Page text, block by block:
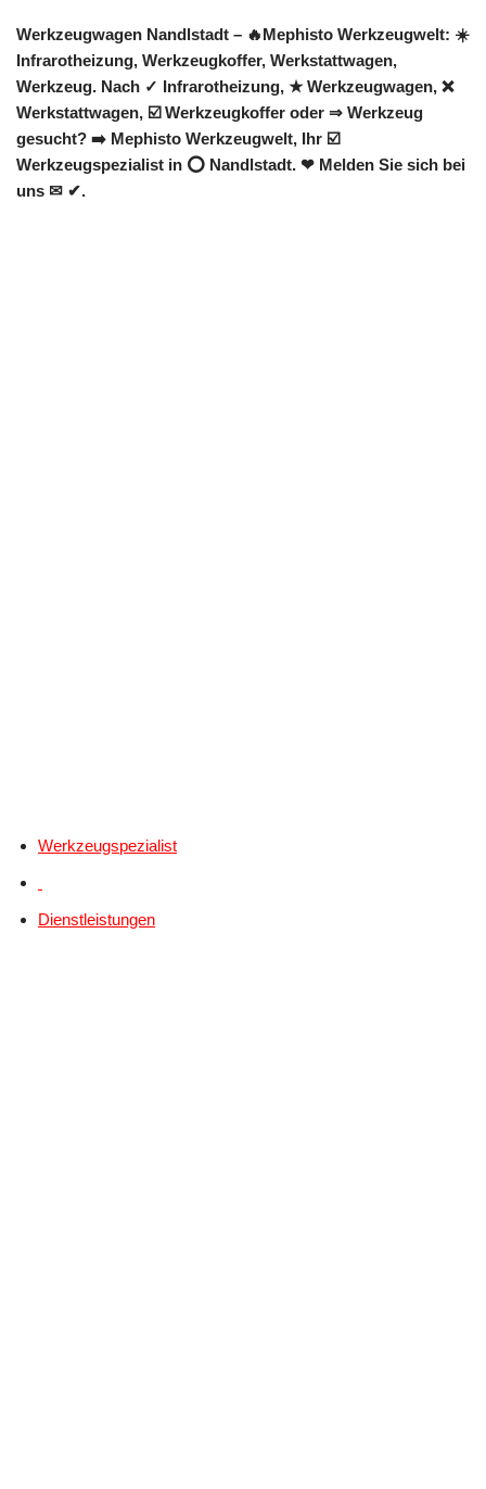
Werkzeugwagen Nandlstadt – 🔥Mephisto Werkzeugwelt: ☀️
Infrarotheizung, Werkzeugkoffer, Werkstattwagen,
Werkzeug. Nach ✓ Infrarotheizung, ★ Werkzeugwagen, ❌
Werkstattwagen, ☑️ Werkzeugkoffer oder ⇒ Werkzeug
gesucht? ➡️ Mephisto Werkzeugwelt, Ihr ☑️
Werkzeugspezialist in ⭕ Nandlstadt. ❤ Melden Sie sich bei
uns ✉ ✔.
Werkzeugspezialist
Dienstleistungen